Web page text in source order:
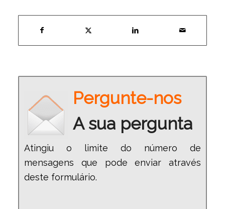
Pergunte-nos
A sua pergunta
Atingiu o limite do número de
mensagens que pode enviar através
deste formulário.